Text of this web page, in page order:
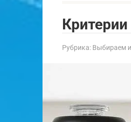
Рубрика: Выбираем